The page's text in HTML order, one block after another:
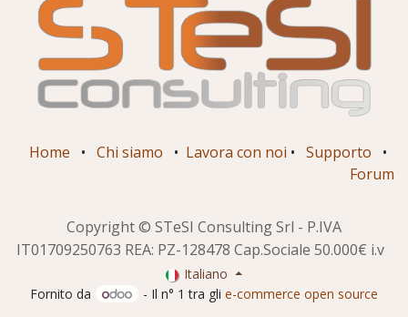
Home • Chi siamo • Lavora con noi • Supporto
•
Forum
Copyright © STeSI Consulting Srl - P.IVA
IT01709250763 REA: PZ-128478 Cap.Sociale 50.000€ i.v
Italiano
Fornito da
- Il n° 1 tra gli e-commerce open source